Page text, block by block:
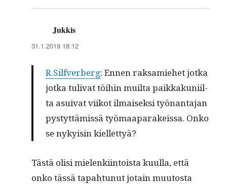
Jukkis
31.1.2019 18:12
R.Silfverberg: Ennen rak­samiehet jot­ka
jot­ka tuli­vat töi­hin muil­ta paikkaku­ni­il­
ta asui­v­at viikot ilmaisek­si työ­nan­ta­jan
pystyt­tämis­sä työ­maa­parakeis­sa. Onko
se nyky­isin kiellettyä?
Tästä olisi mie­lenki­in­toista kuul­la, että
onko tässä tapah­tunut jotain muu­tos­ta